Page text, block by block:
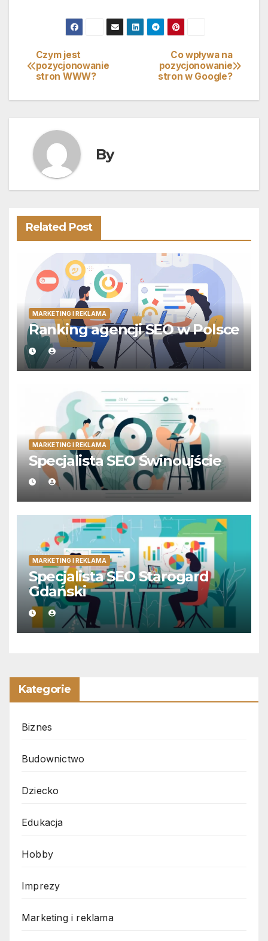
Nawigacja
wpisu
Co wpływa na
pozycjonowanie
stron w Google?
Czym jest
pozycjonowanie
stron WWW?
By
Related Post
MARKETING I REKLAMA
Ranking agencji SEO w Polsce
MARKETING I REKLAMA
Specjalista SEO Świnoujście
MARKETING I REKLAMA
Specjalista SEO Starogard
Gdański
Kategorie
Biznes
Budownictwo
Dziecko
Edukacja
Hobby
Imprezy
Marketing i reklama